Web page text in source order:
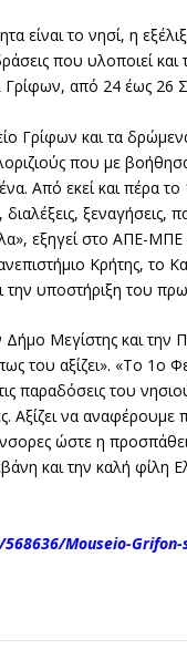
είναι το νησί, η
που υλοποιεί
Γρίφων, από 24 έως 26
και τα δρώμενα
που με
Από εκεί και πέρα
ξεναγήσεις,
εξηγεί στο ΑΠΕ-ΜΠΕ
Κρήτης, το
την υποστήριξη του
Μεγίστης και
του αξίζει». «Το 1ο
παραδόσεις του
Αξίζει να αναφέρουμε
ώστε η
και την καλή φίλη
Mouseio-